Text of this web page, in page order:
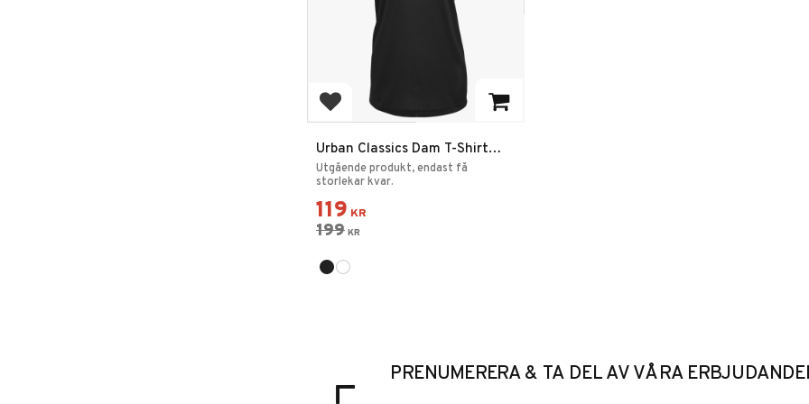
Lägg till i favoriter
Urban Classics Dam T-Shirt
Stripe Mesh
Utgående produkt, endast få
storlekar kvar.
119 KR
199 KR
PRENUMERERA & TA DEL AV VÅRA